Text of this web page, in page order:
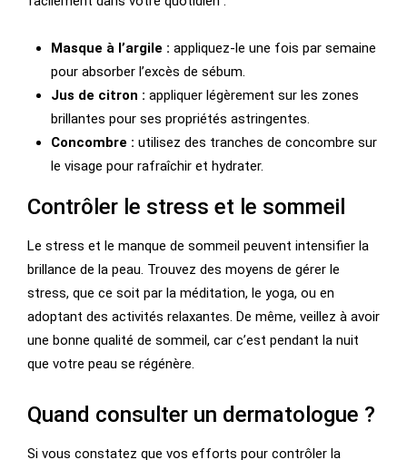
Masque à l’argile : appliquez-le une fois par semaine
pour absorber l’excès de sébum.
Jus de citron : appliquer légèrement sur les zones
brillantes pour ses propriétés astringentes.
Concombre : utilisez des tranches de concombre sur
le visage pour rafraîchir et hydrater.
Contrôler le stress et le sommeil
Le stress et le manque de sommeil peuvent intensifier la
brillance de la peau. Trouvez des moyens de gérer le
stress, que ce soit par la méditation, le yoga, ou en
adoptant des activités relaxantes. De même, veillez à avoir
une bonne qualité de sommeil, car c’est pendant la nuit
que votre peau se régénère.
Quand consulter un dermatologue ?
Si vous constatez que vos efforts pour contrôler la